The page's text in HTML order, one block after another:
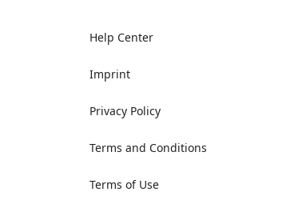
Help Center
Imprint
Privacy Policy
Terms and Conditions
Terms of Use